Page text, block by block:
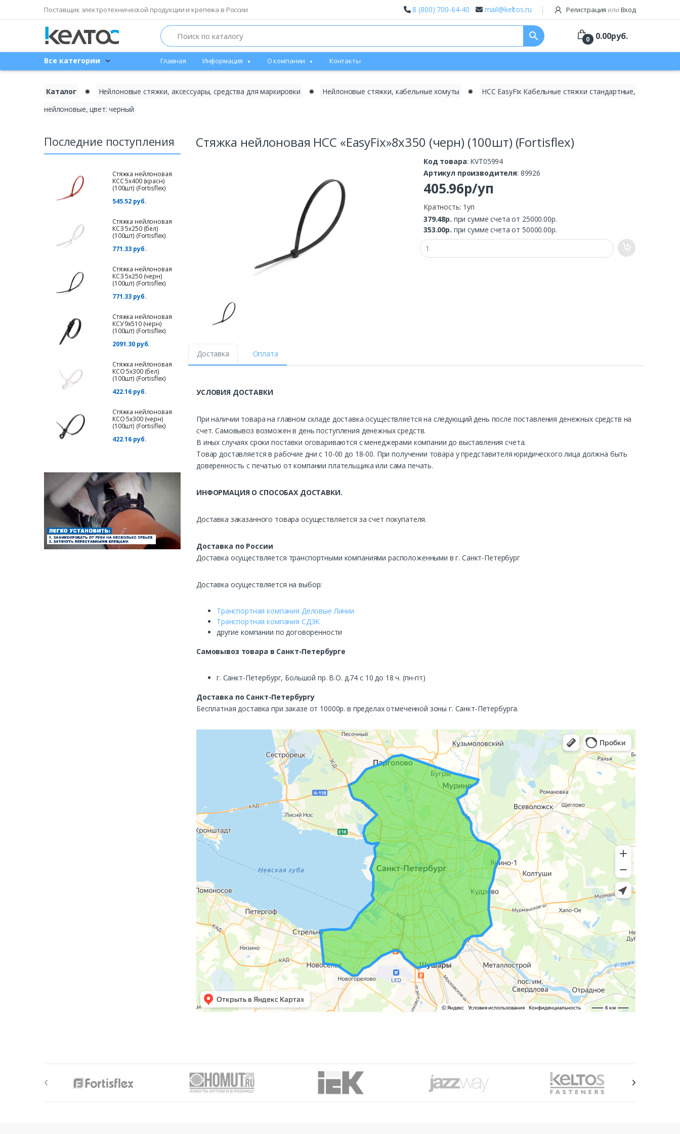
Поставщик электротехнической продукции и крепежа в России 8 (800) 700-64-40 mail@keltos.ru Регистрация или Вход
Search search 0 0.00руб.
Все категории Главная Информация О компании Контакты
Каталог ✹ Нейлоновые стяжки, аксессуары, средства для маркировки ✹ Нейлоновые стяжки, кабельные хомуты ✹
НСС EasyFix Кабельные стяжки стандартные,
нейлоновые, цвет: черный
Последние поступления
Стяжка нейлоновая
КСС 5х400 (красн)
(100шт) (Fortisflex)
545.52 руб.
Стяжка нейлоновая
КСЗ 5х250 (бел)
(100шт) (Fortisflex)
771.33 руб.
Стяжка нейлоновая
КСЗ 5х250 (черн)
(100шт) (Fortisflex)
771.33 руб.
Стяжка нейлоновая
КСУ 9х510 (черн)
(100шт) (Fortisflex)
2091.30 руб.
Стяжка нейлоновая
КСО 5х300 (бел)
(100шт) (Fortisflex)
422.16 руб.
Стяжка нейлоновая
КСО 5х300 (черн)
(100шт) (Fortisflex)
422.16 руб.
Стяжка нейлоновая НСС «EasyFix»8х350 (черн) (100шт) (Fortisflex)
Код товара: KVT05994
Артикул производителя: 89926
405.96р/уп
Кратность: 1уп
379.48р. при сумме счета от 25000.00р.
353.00р. при сумме счета от 50000.00р.
Доставка Оплата
УСЛОВИЯ ДОСТАВКИ
При наличии товара на главном складе доставка осуществляется на следующий день после поставления денежных средств на
счет. Самовывоз возможен в день поступления денежных средств.
В иных случаях сроки поставки оговариваются с менеджерами компании до выставления счета.
Товар доставляется в рабочие дни с 10-00 до 18-00. При получении товара у представителя юридического лица должна быть
доверенность с печатью от компании плательщика или сама печать.
ИНФОРМАЦИЯ О СПОСОБАХ ДОСТАВКИ.
Доставка заказанного товара осуществляется за счет покупателя.
Доставка по России
Доставка осуществляется транспортными компаниями расположенными в г. Санкт-Петербург
Доставка осуществляется на выбор:
Транспортная компания Деловые Линии
Транспортная компания СДЭК
другие компании по договоренности
Самовывоз товара в Санкт-Петербурге
г. Санкт-Петербург, Большой пр. В.О. д.74 с 10 до 18 ч. (пн-пт)
Доставка по Санкт-Петербургу
Бесплатная доставка при заказе от 10000р. в пределах отмеченной зоны г. Санкт-Петербурга.